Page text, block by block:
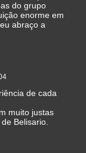
do grupo
enorme em
abraço a
de cada
muito justas
Belisario.